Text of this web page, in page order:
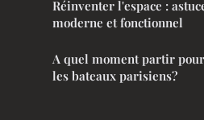
Réinventer l'espace :
moderne et fonctionnel
A quel moment partir
les bateaux parisiens?